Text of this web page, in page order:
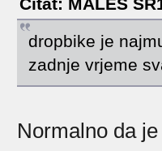
dropbike je
zadnje vrjeme
Normalno da